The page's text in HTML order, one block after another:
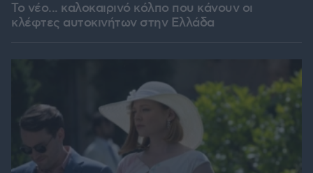
Το νέο... καλοκαιρινό κόλπο που κάνουν οι
κλέφτες αυτοκινήτων στην Ελλάδα